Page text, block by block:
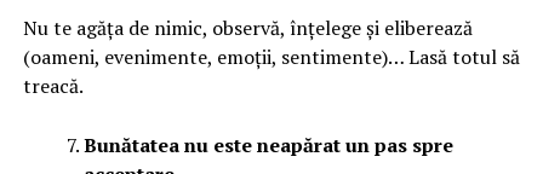
Nu te agăța de nimic, observă, înțelege și eliberează
(oameni, evenimente, emoții, sentimente)… Lasă totul să
treacă.
Bunătatea nu este neapărat un pas spre